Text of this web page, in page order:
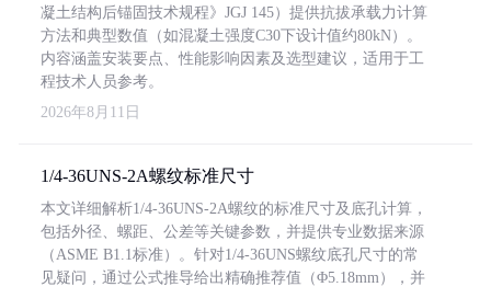
凝土结构后锚固技术规程》JGJ 145）提供抗拔承载力计算
方法和典型数值（如混凝土强度C30下设计值约80kN）。
内容涵盖安装要点、性能影响因素及选型建议，适用于工
程技术人员参考。
2026年8月11日
1/4-36UNS-2A螺纹标准尺寸
本文详细解析1/4-36UNS-2A螺纹的标准尺寸及底孔计算，
包括外径、螺距、公差等关键参数，并提供专业数据来源
（ASME B1.1标准）。针对1/4-36UNS螺纹底孔尺寸的常
见疑问，通过公式推导给出精确推荐值（Φ5.18mm），并